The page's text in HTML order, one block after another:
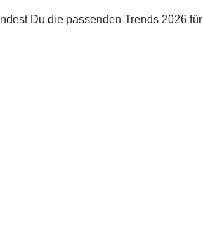
Du die passenden Trends 2026